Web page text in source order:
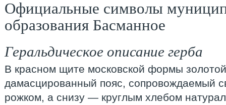
Официальные символы
образования Басманное
Геральдическое описание герба
В красном щите московской формы
дамасцированный пояс, сопровождаемый
рожком, а снизу — круглым хлебом